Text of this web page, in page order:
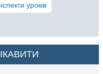
уроків